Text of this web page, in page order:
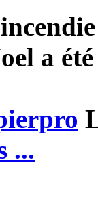
a
...